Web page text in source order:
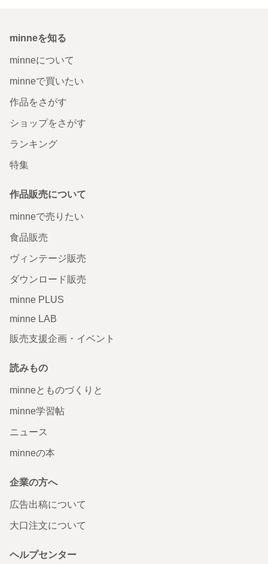
minneを知る
minneについて
minneで買いたい
作品をさがす
ショップをさがす
ランキング
特集
作品販売について
minneで売りたい
食品販売
ヴィンテージ販売
ダウンロード販売
minne PLUS
minne LAB
販売支援企画・イベント
読みもの
minneとものづくりと
minne学習帖
ニュース
minneの本
企業の方へ
広告出稿について
大口注文について
ヘルプセンター